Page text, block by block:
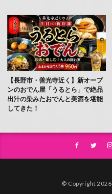
【長野市・善光寺近く】新オープ
ンのおでん屋「うるとら」で絶品
出汁の染みたおでんと美酒を堪能
してきた！
© Copyright 2026